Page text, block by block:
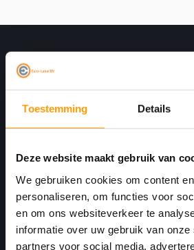
Toestemming Details
Deze website maakt gebruik van
We gebruiken cookies om content
personaliseren, om functies voor
en om ons websiteverkeer te
informatie over uw gebruik van onze
partners voor social media,
Dymo 99012
Dymo 11354
Dymo S0904980 / 4XL
Zo kies je eenvoudig het label
WAAROM DYMO LABELS
meedenkt.
Havenkant 6
4781 AA